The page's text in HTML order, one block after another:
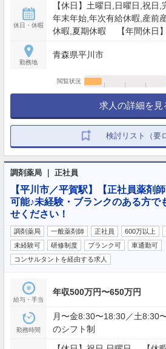
休日・休暇
【休日】土曜日,日曜日,祝
年末年始,年次有給休暇,産前
休暇,夏期休暇 【年間休日
勤務地
青森県平川市
閲覧状況
求人の詳細を見
検討リスト（要
調剤薬局 ｜ 正社員
【平川市／平賀駅】【正社員薬剤
可能♪未経験・ブランクのある方で
せください！
調剤薬局 一般薬剤師 正社員 600万以上
未経験可
研修制度 ブランク可
車通勤可
コンサルタントを経由する求人
給与・手当
年収500万円〜650万円
勤務時間
月〜金8:30〜18:30／土8:30
のシフト制